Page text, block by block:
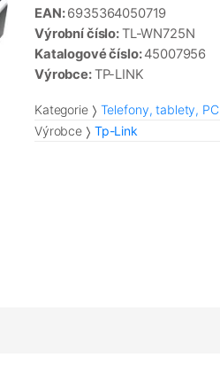
EAN:6935364050719
Výrobní číslo:TL-WN725N
Katalogové číslo:45007956
Výrobce:TP-LINK
Kategorie Telefony, tablety, PC
Výrobce
Tp-Link